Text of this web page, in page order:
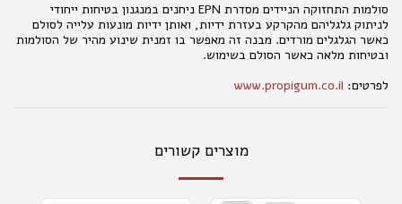
סולמות התחזוקה הניידים מסדרת EPN ניחנים במנגנון בטיחות ייחודי
לניתוק גלגליהם מהקרקע בעזרת ידיות, ואותן ידיות מונעות עלייה לסולם
כאשר הגלגלים מורדים. מבנה זה מאפשר בו זמנית שינוע מהיר של הסולמות
ובטיחות מלאה כאשר הסולם בשימוש.
לפרטים: www.propigum.co.il
מוצרים קשורים